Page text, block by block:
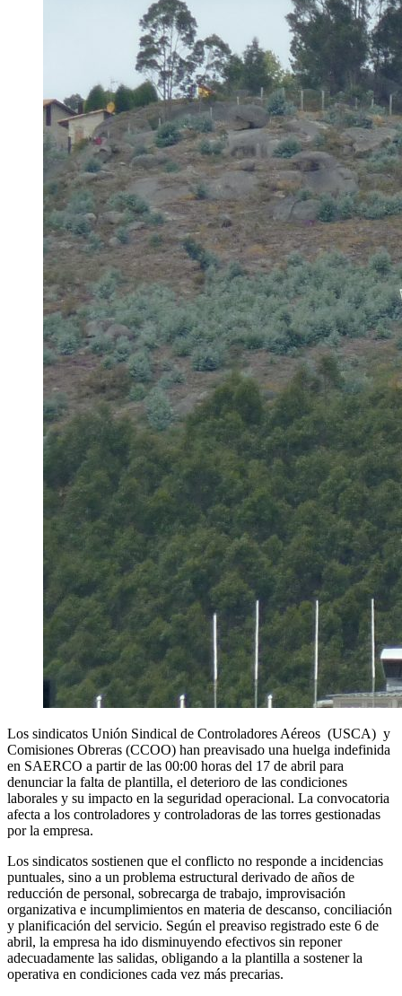
Los sindicatos Unión Sindical de Controladores Aéreos (USCA) y
Comisiones Obreras (CCOO) han preavisado una huelga indefinida
en SAERCO a partir de las 00:00 horas del 17 de abril para
denunciar la falta de plantilla, el deterioro de las condiciones
laborales y su impacto en la seguridad operacional. La convocatoria
afecta a los controladores y controladoras de las torres gestionadas
por la empresa.
Los sindicatos sostienen que el conflicto no responde a incidencias
puntuales, sino a un problema estructural derivado de años de
reducción de personal, sobrecarga de trabajo, improvisación
organizativa e incumplimientos en materia de descanso, conciliación
y planificación del servicio. Según el preaviso registrado este 6 de
abril, la empresa ha ido disminuyendo efectivos sin reponer
adecuadamente las salidas, obligando a la plantilla a sostener la
operativa en condiciones cada vez más precarias.